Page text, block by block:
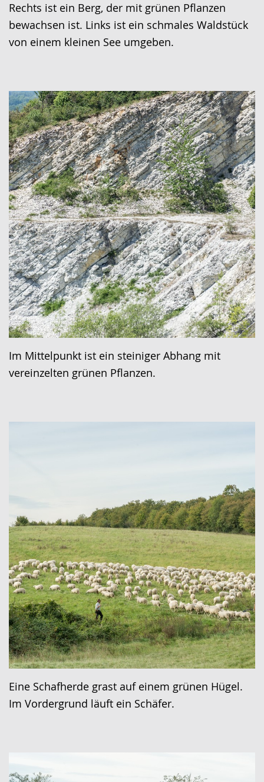
Rechts ist ein Berg, der mit grünen Pflanzen
bewachsen ist. Links ist ein schmales Waldstück
von einem kleinen See umgeben.
Im Mittelpunkt ist ein steiniger Abhang mit
vereinzelten grünen Pflanzen.
Eine Schafherde grast auf einem grünen Hügel.
Im Vordergrund läuft ein Schäfer.